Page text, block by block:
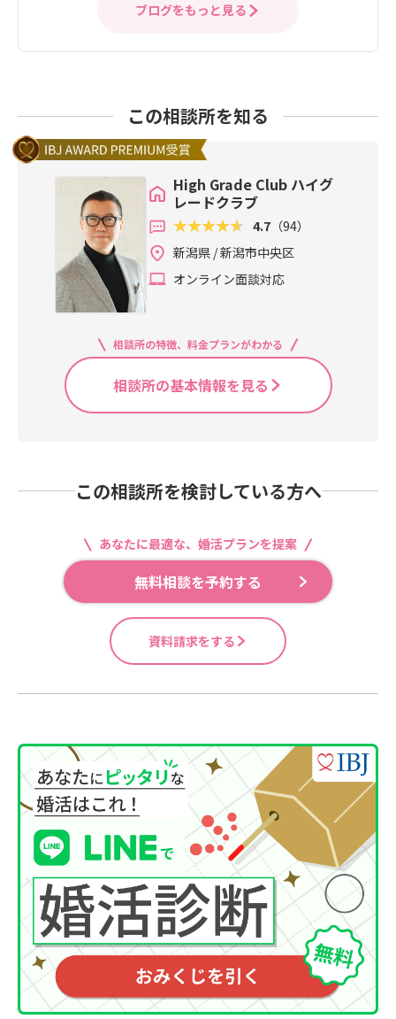
ブログをもっと見る
この相談所を知る
High Grade Club ハイグ
レードクラブ
4.7 （94）
新潟県 / 新潟市中央区
オンライン面談対応
相談所の特徴、料金プランがわかる
相談所の基本情報を見る
この相談所を検討している方へ
あなたに最適な、婚活プランを提案
無料相談を予約する
資料請求をする